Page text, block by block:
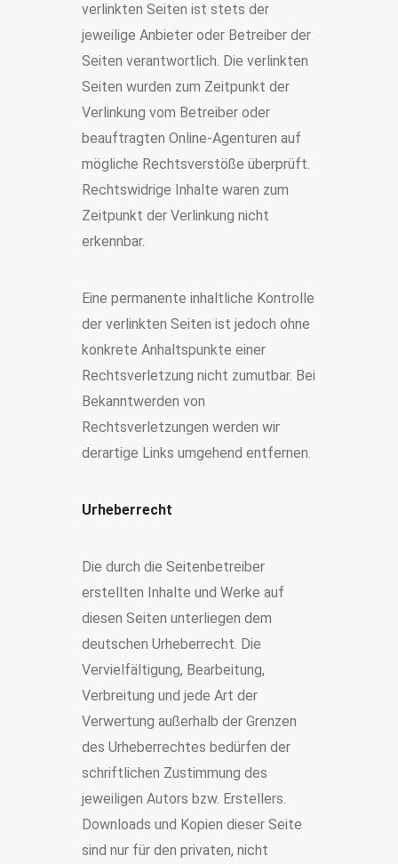
verlinkten Seiten ist stets der
jeweilige Anbieter oder Betreiber der
Seiten verantwortlich. Die verlinkten
Seiten wurden zum Zeitpunkt der
Verlinkung vom Betreiber oder
beauftragten Online-Agenturen auf
mögliche Rechtsverstöße überprüft.
Rechtswidrige Inhalte waren zum
Zeitpunkt der Verlinkung nicht
erkennbar.
Eine permanente inhaltliche Kontrolle
der verlinkten Seiten ist jedoch ohne
konkrete Anhaltspunkte einer
Rechtsverletzung nicht zumutbar. Bei
Bekanntwerden von
Rechtsverletzungen werden wir
derartige Links umgehend entfernen.
Urheberrecht
Die durch die Seitenbetreiber
erstellten Inhalte und Werke auf
diesen Seiten unterliegen dem
deutschen Urheberrecht. Die
Vervielfältigung, Bearbeitung,
Verbreitung und jede Art der
Verwertung außerhalb der Grenzen
des Urheberrechtes bedürfen der
schriftlichen Zustimmung des
jeweiligen Autors bzw. Erstellers.
Downloads und Kopien dieser Seite
sind nur für den privaten, nicht